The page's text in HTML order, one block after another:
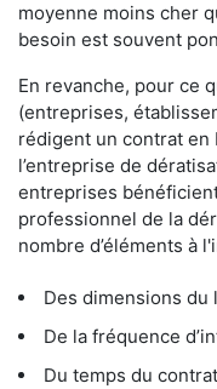
moyenne moins cher
besoin est souvent
En revanche, pour ce
(entreprises,
rédigent un contrat en
l’entreprise de
entreprises
professionnel de la
nombre d’éléments à
Des dimensions du
De la fréquence
Du temps du